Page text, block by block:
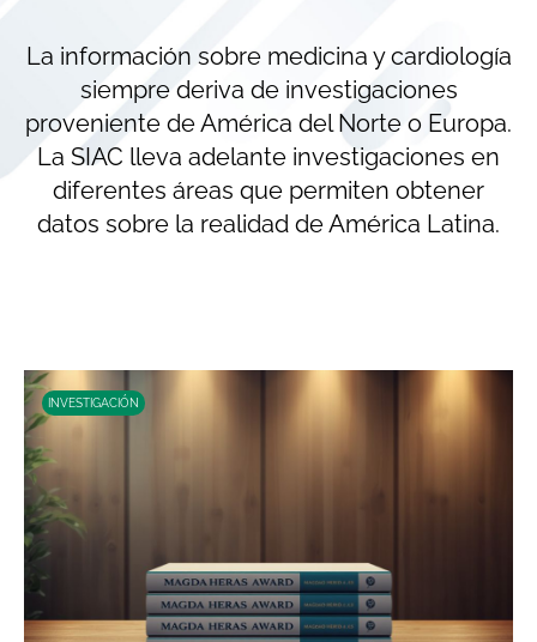
La información sobre medicina y cardiología
siempre deriva de investigaciones
proveniente de América del Norte o Europa.
La SIAC lleva adelante investigaciones en
diferentes áreas que permiten obtener
datos sobre la realidad de América Latina.
INVESTIGACIÓN